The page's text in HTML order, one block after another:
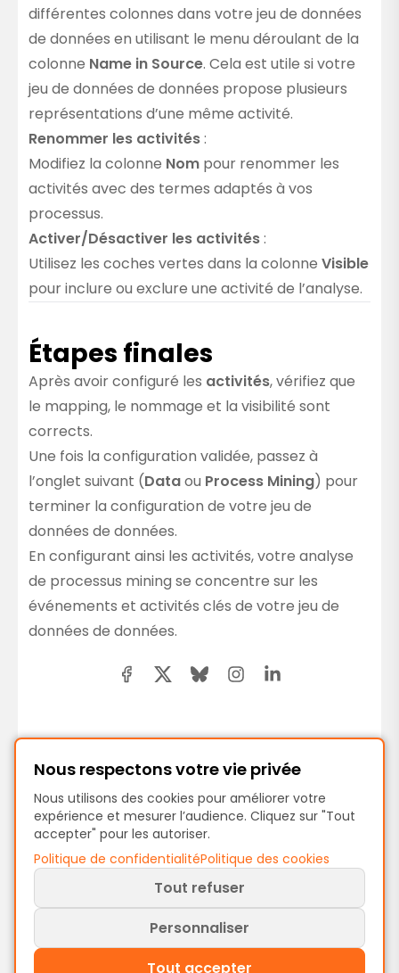
différentes colonnes dans votre jeu de données
de données en utilisant le menu déroulant de la
colonne Name in Source. Cela est utile si votre
jeu de données de données propose plusieurs
représentations d’une même activité.
Renommer les activités:
Modifiez la colonne Nom pour renommer les
activités avec des termes adaptés à vos
processus.
Activer/Désactiver les activités:
Utilisez les coches vertes dans la colonne Visible
pour inclure ou exclure une activité de l’analyse.
Étapes finales
Après avoir configuré les activités, vérifiez que
le mapping, le nommage et la visibilité sont
corrects.
Une fois la configuration validée, passez à
l’onglet suivant (Dataou Process Mining) pour
terminer la configuration de votre jeu de
données de données.
En configurant ainsi les activités, votre analyse
de processus mining se concentre sur les
événements et activités clés de votre jeu de
données de données.
Précédent
Données du jeu de données
Nous respectons votre vie privée
Nous utilisons des cookies pour améliorer votre
expérience et mesurer l’audience. Cliquez sur "Tout
accepter" pour les autoriser.
Politique de confidentialitéPolitique des cookies
Tout refuser
Personnaliser
Tout accepter